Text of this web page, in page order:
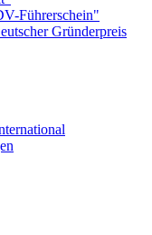
Führerschein"
Gründerpreis